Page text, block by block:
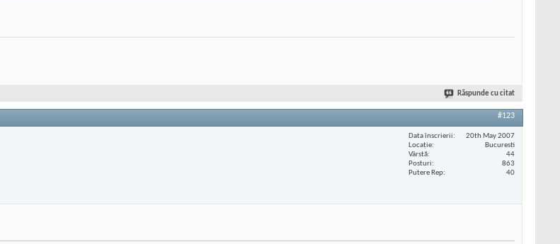
Răspunde cu citat
#123
Data înscrierii
20th May 2007
Locaţie
Bucuresti
Vârstă
44
Posturi
863
Putere Rep
40